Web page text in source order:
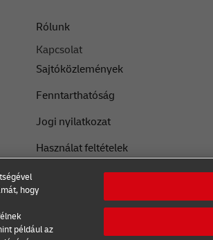
Rólunk
Kapcsolat
Sajtóközlemények
Fenntarthatóság
Jogi nyilatkozat
Használat feltételek
Adatvédelmi nyilatkozat
Cookie beállítások
hogy
például az